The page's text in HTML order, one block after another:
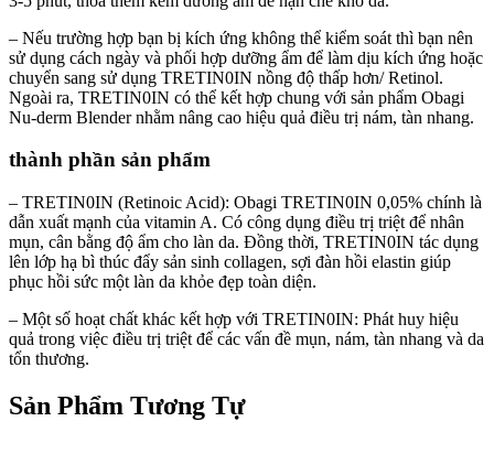
– Nếu trường hợp bạn bị kích ứng không thể kiểm soát thì bạn nên
sử dụng cách ngày và phối hợp dưỡng ẩm để làm dịu kích ứng hoặc
chuyển sang sử dụng TRETIN0IN nồng độ thấp hơn/ Retinol.
Ngoài ra, TRETIN0IN có thể kết hợp chung với sản phẩm Obagi
Nu-derm Blender nhằm nâng cao hiệu quả điều trị nám, tàn nhang.
thành phần sản phẩm
– TRETIN0IN (Retinoic Acid): Obagi TRETIN0IN 0,05% chính là
dẫn xuất mạnh của vitamin A. Có công dụng điều trị triệt để nhân
mụn, cân bằng độ ẩm cho làn da. Đồng thời, TRETIN0IN tác dụng
lên lớp hạ bì thúc đẩy sản sinh collagen, sợi đàn hồi elastin giúp
phục hồi sức một làn da khỏe đẹp toàn diện.
– Một số hoạt chất khác kết hợp với TRETIN0IN: Phát huy hiệu
quả trong việc điều trị triệt để các vấn đề mụn, nám, tàn nhang và da
tổn thương.
Sản Phẩm Tương Tự